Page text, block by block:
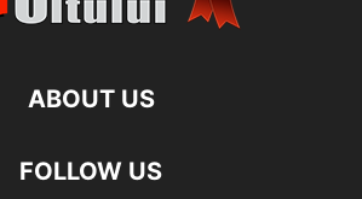
ABOUT US
FOLLOW US